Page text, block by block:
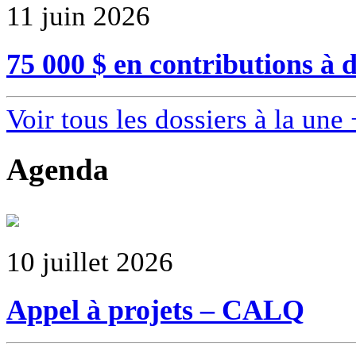
11 juin 2026
75 000 $ en contributions à
Voir tous les dossiers à la une
Agenda
10 juillet 2026
Appel à projets – CALQ